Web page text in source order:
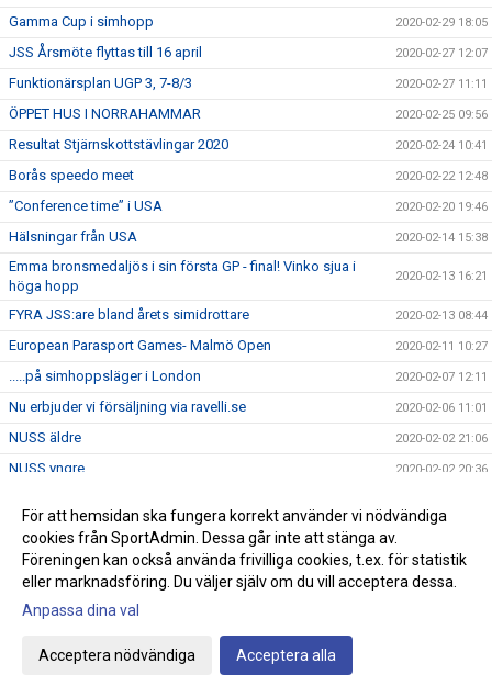
Gamma Cup i simhopp 2020-02-29 18:05
JSS Årsmöte flyttas till 16 april 2020-02-27 12:07
Funktionärsplan UGP 3, 7-8/3 2020-02-27 11:11
ÖPPET HUS I NORRAHAMMAR 2020-02-25 09:56
Resultat Stjärnskottstävlingar 2020 2020-02-24 10:41
Borås speedo meet 2020-02-22 12:48
”Conference time” i USA 2020-02-20 19:46
Hälsningar från USA 2020-02-14 15:38
Emma bronsmedaljös i sin första GP - final! Vinko sjua i
höga hopp
2020-02-13 16:21
FYRA JSS:are bland årets simidrottare 2020-02-13 08:44
European Parasport Games- Malmö Open 2020-02-11 10:27
.....på simhoppsläger i London 2020-02-07 12:11
Nu erbjuder vi försäljning via ravelli.se 2020-02-06 11:01
NUSS äldre 2020-02-02 21:06
NUSS yngre 2020-02-02 20:36
Öppna masters-DM i simning
Fem medaljer till JSS vid Junior - SM i simhopp. 2020-02-01 18:39
Västsvenska Öppna Mästerskap i simhopp i Göteborg 25/1 2020-01-29 14:27
UGP i Motala
Topphoppning av Emma vid Brittiska Öppna Mästerskapen
För att hemsidan ska fungera korrekt använder vi nödvändiga
cookies från SportAdmin. Dessa går inte att stänga av.
Föreningen kan också använda frivilliga cookies, t.ex. för statistik
eller marknadsföring. Du väljer själv om du vill acceptera dessa.
Anpassa dina val
Acceptera nödvändiga Acceptera alla